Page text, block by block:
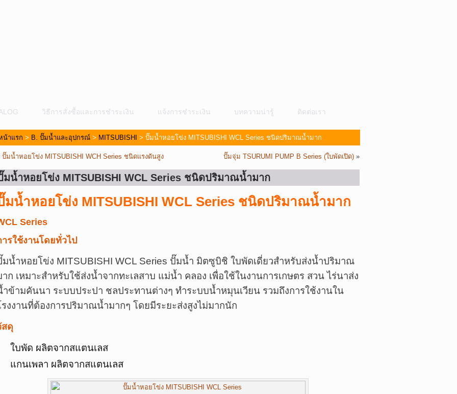
วิธีการสั่งซื้อและการชำระเงิน แจ้งการชำระเงิน บทความน่ารู้ ติดต่อเรา
น้าแรก > B. ปั๊มน้ำและอุปกรณ์ > MITSUBISHI > ปั๊มน้ำหอยโข่ง MITSUBISHI WCL Series ชนิดปริมาณน้ำมาก
ปั๊มน้ำหอยโข่ง MITSUBISHI WCH Series ชนิดแรงดันสูง ปั๊มจุ่ม TSURUMI PUMP B Series (ใบพัดเปิด) »
มน้ำหอยโข่ง MITSUBISHI WCL Series ชนิดปริมาณน้ำมาก
มน้ำหอยโข่ง MITSUBISHI WCL Series ชนิดปริมาณน้ำมาก
Series
ารใช้งานโดยทั่วไป
มน้ำหอยโข่ง MITSUBISHI WCL Series ปั๊มน้ำ มิตซูบิชิ ใบพัดเดี่ยวสำหรับส่งน้ำปริมาณ
าก เหมาะสำหรับใช้ส่งน้ำจากทะเลสาบ แม่น้ำ คลอง เพื่อใช้ในงานการเกษตร สวน ไร่นาส่ง
ำข้ามคันนา ระบบประปา ชลประทานต่างๆ ทำระบบน้ำหมุนเวียน รวมถึงการใช้งานใน
รงงานที่ต้องการปริมาณน้ำมากๆ โดยมีระยะส่งสูงไม่มากนัก
สดุ
ใบพัด ผลิตจากสแตนเลส
แกนเพลา ผลิตจากสแตนเลส